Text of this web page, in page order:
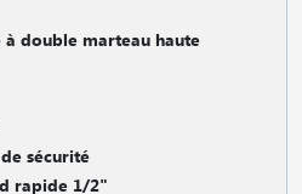
double marteau haute
sécurité
rapide 1/2"